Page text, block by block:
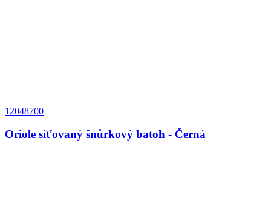
12048700
Oriole síťovaný šnůrkový batoh - Černá